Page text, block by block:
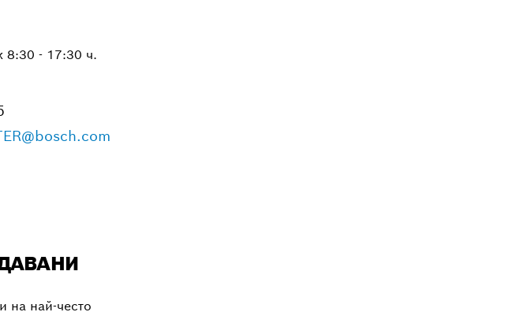
8:30 - 17:30 ч.
на най-често